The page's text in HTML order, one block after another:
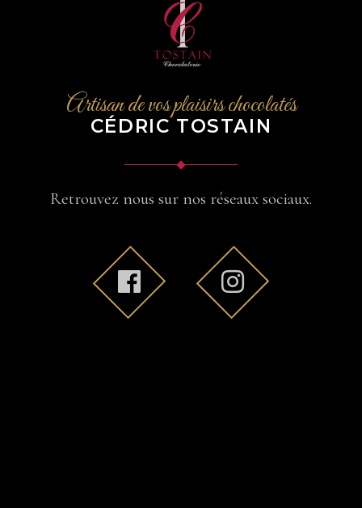
Artisan de vos plaisirs chocolatés
CÉDRIC TOSTAIN
Retrouvez nous sur nos réseaux sociaux.